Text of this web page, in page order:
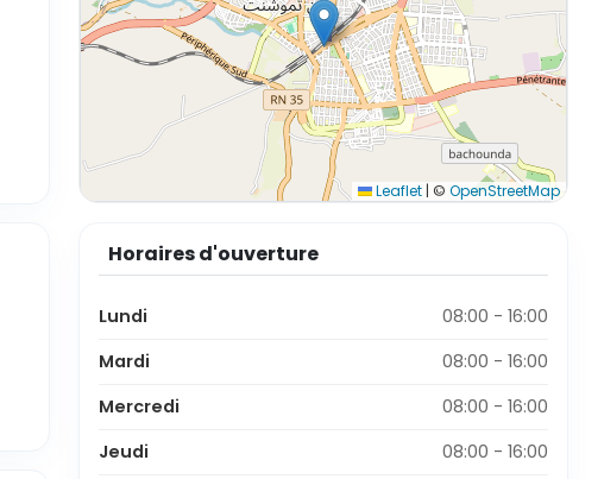
Leaflet | © OpenStreetMap
Horaires d'ouverture
Lundi
08:00 - 16:00
Mardi
08:00 - 16:00
Mercredi
08:00 - 16:00
Jeudi
08:00 - 16:00